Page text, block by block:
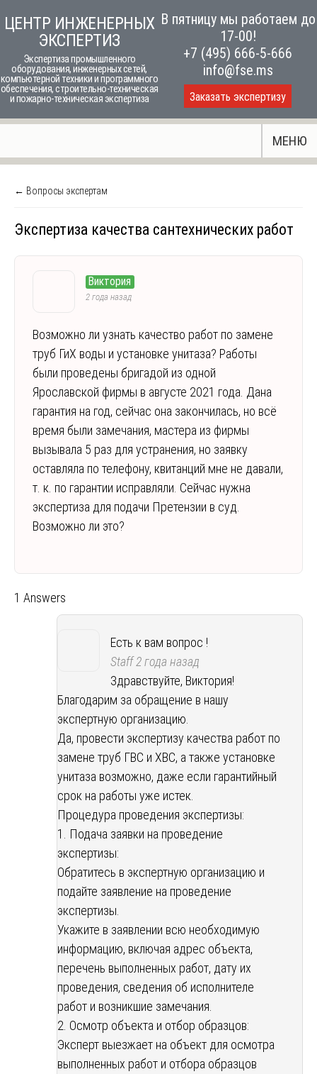
toЦЕНТР ИНЖЕНЕРНЫХ
ЭКСПЕРТИЗ
Экспертиза промышленного
оборудования, инженерных сетей,
компьютерной техники и программного
обеспечения, строительно-техническая
и пожарно-техническая экспертиза
В пятницу мы работаем до
17-00!
+7 (495) 666-5-666
info@fse.ms
Заказать экспертизу
МЕНЮ
← Вопросы экспертам
Экспертиза качества сантехнических работ
Виктория
2 года назад
Возможно ли узнать качество работ по замене
труб ГиХ воды и установке унитаза? Работы
были проведены бригадой из одной
Ярославской фирмы в августе 2021 года. Дана
гарантия на год, сейчас она закончилась, но всё
время были замечания, мастера из фирмы
вызывала 5 раз для устранения, но заявку
оставляла по телефону, квитанций мне не давали,
т. к. по гарантии исправляли. Сейчас нужна
экспертиза для подачи Претензии в суд.
Возможно ли это?
1 Answers
Есть к вам вопрос !
Staff2 года назад
Здравствуйте, Виктория!
Благодарим за обращение в нашу
экспертную организацию.
Да, провести экспертизу качества работ по
замене труб ГВС и ХВС, а также установке
унитаза возможно, даже если гарантийный
срок на работы уже истек.
Процедура проведения экспертизы:
1. Подача заявки на проведение
экспертизы:
Обратитесь в экспертную организацию и
подайте заявление на проведение
экспертизы.
Укажите в заявлении всю необходимую
информацию, включая адрес объекта,
перечень выполненных работ, дату их
проведения, сведения об исполнителе
работ и возникшие замечания.
2. Осмотр объекта и отбор образцов:
Эксперт выезжает на объект для осмотра
выполненных работ и отбора образцов